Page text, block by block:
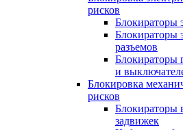
рисков
Блокираторы
Блокираторы
разъемов
Блокираторы
и
Блокировка
рисков
Блокираторы
задвижек